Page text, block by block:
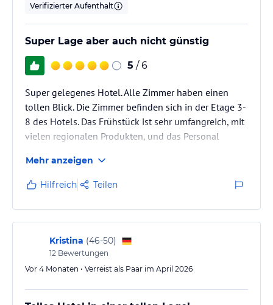
Verifizierter Aufenthalt
Super Lage aber auch nicht günstig
5 / 6
Super gelegenes Hotel. Alle Zimmer haben einen
tollen Blick. Die Zimmer befinden sich in der Etage 3-
8 des Hotels. Das Frühstück ist sehr umfangreich, mit
vielen regionalen Produkten, und das Personal
hatte eine Badewanne. Ich persönlich bevorzuge
allerdings begehbare duschen. Der Stil der
Einrichtung spiegelt den Eröffnungstand des Hotels
wieder.
Mehr anzeigen
Hilfreich Teilen
Kristina (46-50)
12 Bewertungen
Vor 4 Monaten • Verreist als Paar im April 2026